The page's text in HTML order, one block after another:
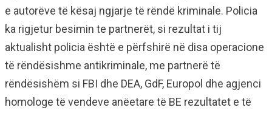
e autorëve të kësaj ngjarje të rëndë kriminale. Policia
ka rigjetur besimin te partnerët, si rezultat i tij
aktualisht policia është e përfshirë në disa operacione
të rëndësishme antikriminale, me partnerë të
rëndësishëm si FBI dhe DEA, GdF, Europol dhe agjenci
homologe të vendeve anëetare të BE rezultatet e të